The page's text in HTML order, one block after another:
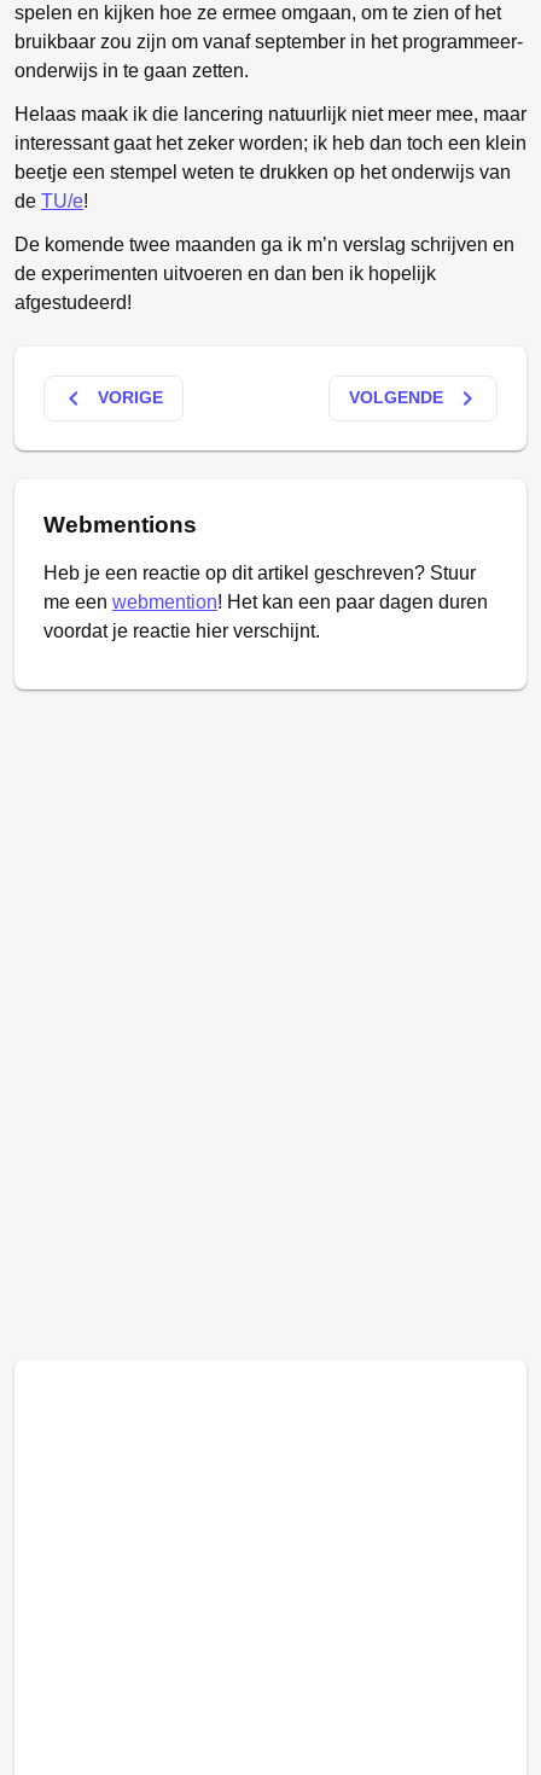
spelen en kijken hoe ze ermee omgaan, om te zien of het
bruikbaar zou zijn om vanaf september in het programmeer-
onderwijs in te gaan zetten.
Helaas maak ik die lancering natuurlijk niet meer mee, maar
interessant gaat het zeker worden; ik heb dan toch een klein
beetje een stempel weten te drukken op het onderwijs van
de TU/e!
De komende twee maanden ga ik m’n verslag schrijven en
de experimenten uitvoeren en dan ben ik hopelijk
afgestudeerd!
keyboard_arrow_left VORIGE VOLGENDE keyboard_arrow_right
Webmentions
Heb je een reactie op dit artikel geschreven? Stuur
me een webmention! Het kan een paar dagen duren
voordat je reactie hier verschijnt.